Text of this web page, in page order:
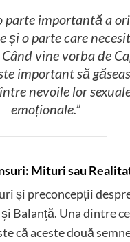
parte importantă a
și o parte care
vine vorba de
important să
nevoile lor
emoționale.”
Mituri sau
și preconcepții
Balanță. Una dintre
că aceste două